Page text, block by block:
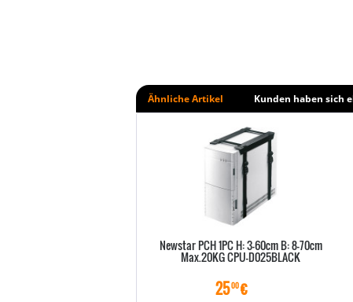
Ähnliche Artikel Kunden haben sich
Newstar PCH 1PC H: 3-60cm B: 8-70cm
Max.20KG CPU-D025BLACK
2500€